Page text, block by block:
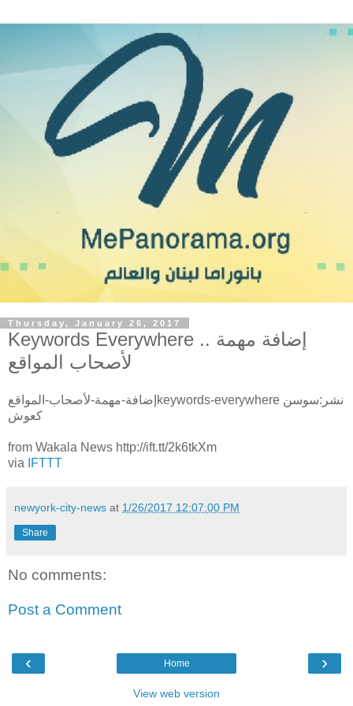
Thursday, January 26, 2017
Keywords Everywhere .. إضافة مهمة
لأصحاب المواقع
إضافة-مهمة-لأصحاب-المواقعkeywords-everywhere نشر:سوسن
كعوش
from Wakala News http://ift.tt/2k6tkXm
via
IFTTT
newyork-city-news at 1/26/2017 12:07:00 PM
Share
No comments:
Post a Comment
‹ ›
Home
View web version